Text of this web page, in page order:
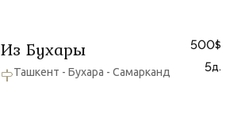
Из Бухары
Ташкент - Бухара - Самарканд
500$
5д.